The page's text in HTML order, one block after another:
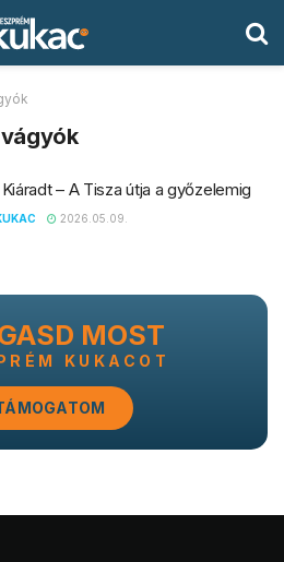
– A Tisza útja a győzelemig
2026.05.09.
MOST
KUKACOT